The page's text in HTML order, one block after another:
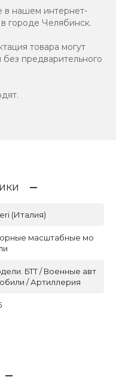
в нашем интернет-
городе Челябинск.
товара могут
предварительного
(Италия)
масштабные мо
БТТ / Военные авт
/ Артиллерия